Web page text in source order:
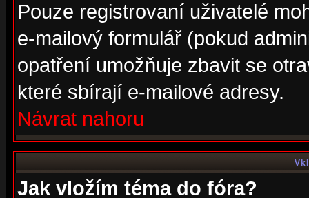
Pouze registrovaní uživatelé
e-mailový formulář (pokud
opatření umožňuje zbavit se
které sbírají e-mailové adresy.
Návrat nahoru
Jak vložím téma do fóra?